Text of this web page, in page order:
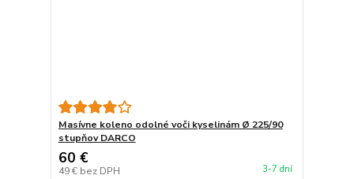
Masívne koleno odolné voči kyselinám Ø 225/90
stupňov DARCO
60 €
49 € bez DPH 3-7 dní